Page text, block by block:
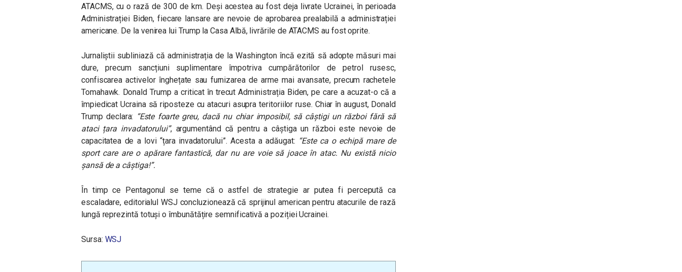
ATACMS, cu o rază de 300 de km. Deși acestea au fost deja livrate Ucrainei, în perioada
Administrației Biden, fiecare lansare are nevoie de aprobarea prealabilă a administrației
americane. De la venirea lui Trump la Casa Albă, livrările de ATACMS au fost oprite.
Jurnaliștii subliniază că administrația de la Washington încă ezită să adopte măsuri mai
dure, precum sancțiuni suplimentare împotriva cumpărătorilor de petrol rusesc,
confiscarea activelor înghețate sau furnizarea de arme mai avansate, precum rachetele
Tomahawk. Donald Trump a criticat în trecut Administrația Biden, pe care a acuzat-o că a
împiedicat Ucraina să riposteze cu atacuri asupra teritoriilor ruse. Chiar în august, Donald
Trump declara: “Este foarte greu, dacă nu chiar imposibil, să câștigi un război fără să
ataci țara invadatorului”, argumentând că pentru a câștiga un război este nevoie de
capacitatea de a lovi “țara invadatorului”. Acesta a adăugat: “Este ca o echipă mare de
sport care are o apărare fantastică, dar nu are voie să joace în atac. Nu există nicio
șansă de a câștiga!”.
În timp ce Pentagonul se teme că o astfel de strategie ar putea fi percepută ca
escaladare, editorialul WSJ concluzionează că sprijinul american pentru atacurile de rază
lungă reprezintă totuși o îmbunătățire semnificativă a poziției Ucrainei.
Sursa: WSJ